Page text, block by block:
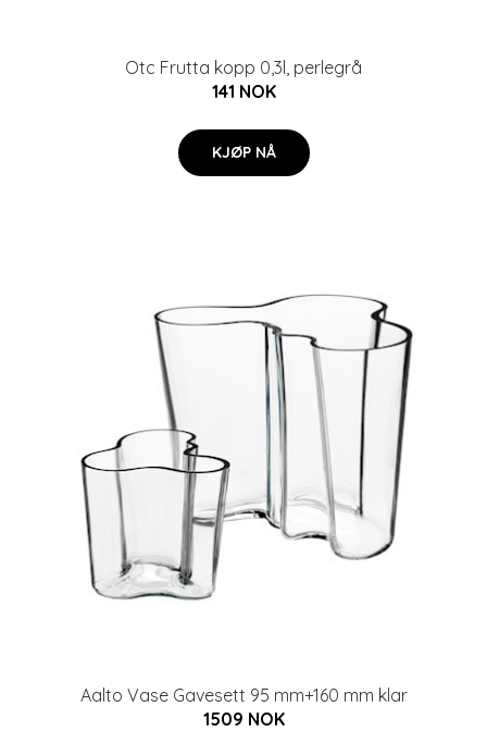
Otc Frutta kopp 0,3l, perlegrå
141 NOK
KJØP NÅ
Aalto Vase Gavesett 95 mm+160 mm klar
1509 NOK